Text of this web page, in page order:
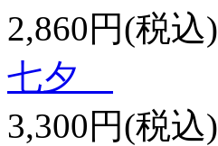
2,860円(税込)
七夕
3,300円(税込)